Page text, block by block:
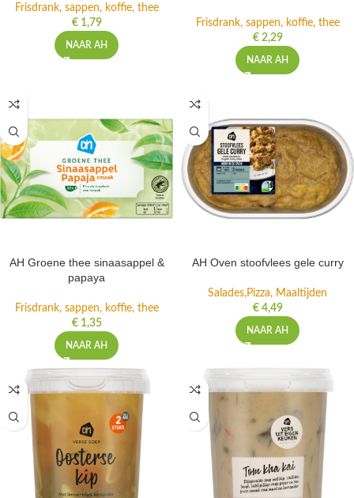
Frisdrank, sappen, koffie, thee
€1,79
NAAR AH
Frisdrank, sappen, koffie, thee
€2,29
NAAR AH
AH Groene thee sinaasappel &
papaya
Frisdrank, sappen, koffie, thee
€1,35
NAAR AH
AH Oven stoofvlees gele curry
Salades,Pizza, Maaltijden
€4,49
NAAR AH